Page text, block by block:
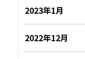
2023年1月
2022年12月